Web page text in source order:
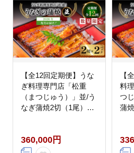
【全12回定期便】うな
ぎ料理専門店「松重
（まつじゅう）」並/う
なぎ蒲焼2切（1尾）×2
360,000円
【
料
つ
蒲